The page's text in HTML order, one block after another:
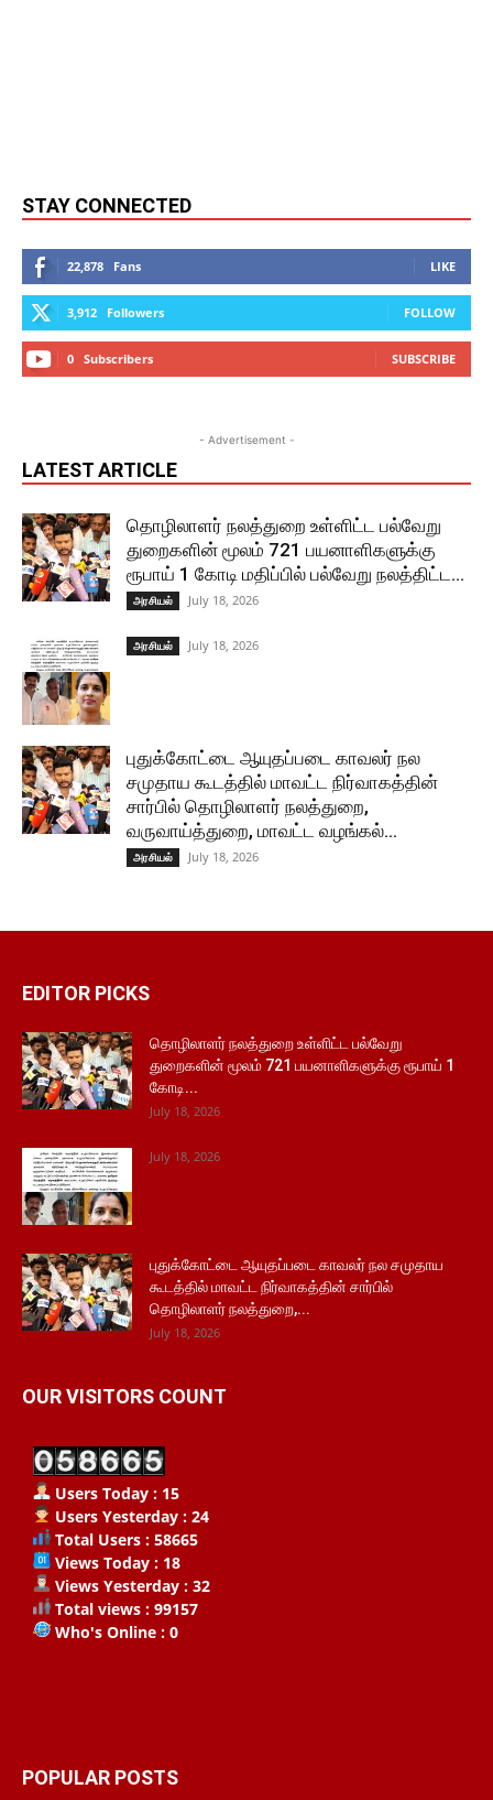
STAY CONNECTED
22,878 Fans LIKE
3,912 Followers FOLLOW
0 Subscribers SUBSCRIBE
- Advertisement -
LATEST ARTICLE
தொழிலாளர் நலத்துறை உள்ளிட்ட பல்வேறு
துறைகளின் மூலம் 721 பயனாளிகளுக்கு
ரூபாய் 1 கோடி மதிப்பில் பல்வேறு நலத்திட்ட...
அரசியல் July 18, 2026
அரசியல் July 18, 2026
புதுக்கோட்டை ஆயுதப்படை காவலர் நல
சமுதாய கூடத்தில் மாவட்ட நிர்வாகத்தின்
சார்பில் தொழிலாளர் நலத்துறை,
வருவாய்த்துறை, மாவட்ட வழங்கல்...
அரசியல் July 18, 2026
EDITOR PICKS
தொழிலாளர் நலத்துறை உள்ளிட்ட பல்வேறு
துறைகளின் மூலம் 721 பயனாளிகளுக்கு ரூபாய் 1
கோடி...
July 18, 2026
July 18, 2026
புதுக்கோட்டை ஆயுதப்படை காவலர் நல சமுதாய
கூடத்தில் மாவட்ட நிர்வாகத்தின் சார்பில்
தொழிலாளர் நலத்துறை,...
July 18, 2026
OUR VISITORS COUNT
Users Today : 15
Users Yesterday : 24
Total Users : 58665
Views Today : 18
Views Yesterday : 32
Total views : 99157
Who's Online : 0
POPULAR POSTS